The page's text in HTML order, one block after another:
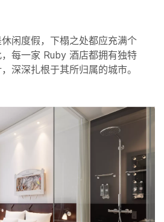
闲度假，下榻之处都应充满个
每一家 Ruby 酒店都拥有独特
深深扎根于其所归属的城市。